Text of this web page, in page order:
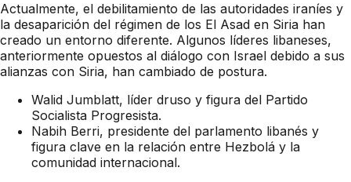
Actualmente, el debilitamiento de las autoridades iraníes y
la desaparición del régimen de los El Asad en Siria han
creado un entorno diferente. Algunos líderes libaneses,
anteriormente opuestos al diálogo con Israel debido a sus
alianzas con Siria, han cambiado de postura.
Walid Jumblatt, líder druso y figura del Partido
Socialista Progresista.
Nabih Berri, presidente del parlamento libanés y
figura clave en la relación entre Hezbolá y la
comunidad internacional.